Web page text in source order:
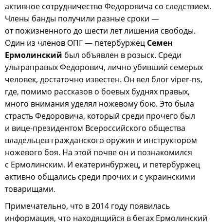
активное сотрудничество Федоровича со следствием.
Члены банды получили разные сроки —
от пожизненного до шести лет лишения свободы.
Один из членов ОПГ — петербуржец Семен
Ермолинский был объявлен в розыск. Среди
ультраправых Федорович, лично убивший семерых
человек, достаточно известен. Он вел блог viper-ns,
где, помимо рассказов о боевых буднях правых,
много внимания уделял ножевому бою. Это была
страсть Федоровича, который среди прочего был
и вице-президентом Всероссийского общества
владельцев гражданского оружия и инструктором
ножевого боя. На этой почве он и познакомился
с Ермолинским. И екатеринбуржец, и петербуржец
активно общались среди прочих и с украинскими
товарищами.
Примечательно, что в 2014 году появилась
информация, что находящийся в бегах Ермолинский